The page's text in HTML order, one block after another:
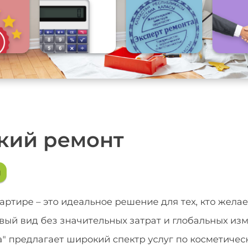
ремонт
– это идеальное решение для тех, кто
вид без значительных затрат и глобальных
предлагает широкий спектр услуг по